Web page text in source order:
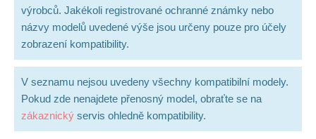
výrobců. Jakékoli registrované ochranné známky nebo
názvy modelů uvedené výše jsou určeny pouze pro účely
zobrazení kompatibility.
V seznamu nejsou uvedeny všechny kompatibilní modely.
Pokud zde nenajdete přenosný model, obraťte se na
zákaznický servis ohledně kompatibility.